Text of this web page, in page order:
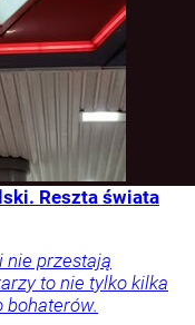
Reszta świata
nie przestają
to nie tylko kilka
bohaterów.